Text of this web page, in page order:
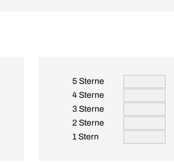
5 Sterne
4 Sterne
3 Sterne
2 Sterne
1 Stern